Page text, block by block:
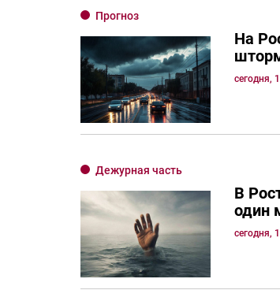
Прогноз
На
сегодня,
Дежурная часть
В
один
сегодня,